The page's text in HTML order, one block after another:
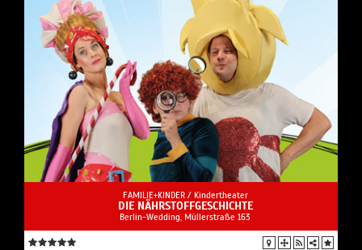
FAMILIE+KINDER / Kindertheater
DIE NÄHRSTOFFGESCHICHTE
Berlin-Wedding, Müllerstraße 163